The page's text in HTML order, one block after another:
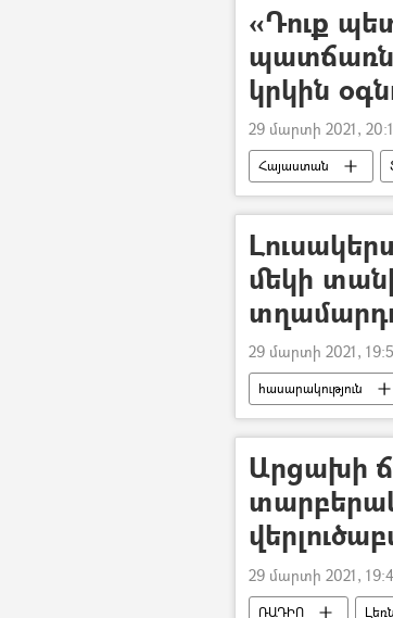
«Դուք
կրկին
29 մարտի 2021,
Հայաստան
մեկի
29 մարտի 2021,
հասարակություն
Արցախի
29 մարտի 2021,
ՌԱԴԻՈ